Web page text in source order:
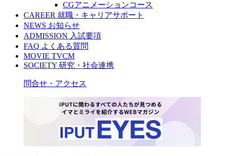
CGアニメーションコース
CAREER 就職・キャリアサポート
NEWS お知らせ
ADMISSION 入試要項
FAQ よくある質問
MOVIE TVCM
SOCIETY 研究・社会連携
問合せ・アクセス